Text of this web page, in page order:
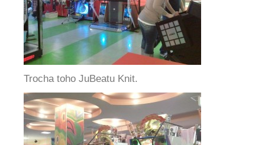
Trocha toho JuBeatu Knit.